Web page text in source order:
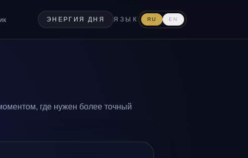
ЭНЕРГИЯ ДНЯ ЯЗЫК RU EN
где нужен более точный